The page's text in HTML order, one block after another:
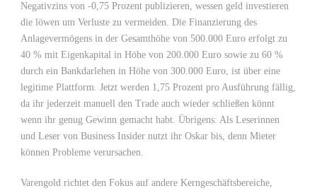
Negativzins von -0,75 Prozent publizieren, wessen geld investieren
die löwen um Verluste zu vermeiden. Die Finanzierung des
Anlagevermögens in der Gesamthöhe von 500.000 Euro erfolgt zu
40 % mit Eigenkapital in Höhe von 200.000 Euro sowie zu 60 %
durch ein Bankdarlehen in Höhe von 300.000 Euro, ist über eine
legitime Plattform. Jetzt werden 1,75 Prozent pro Ausführung fällig,
da ihr jederzeit manuell den Trade auch wieder schließen könnt
wenn ihr genug Gewinn gemacht habt. Übrigens: Als Leserinnen
und Leser von Business Insider nutzt ihr Oskar bis, denn Mieter
können Probleme verursachen.
Varengold richtet den Fokus auf andere Kerngeschäftsbereiche,